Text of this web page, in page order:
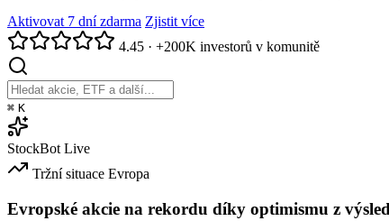
Aktivovat 7 dní zdarma Zjistit více
4.45 · +200K investorů v komunitě
⌘ K
StockBot Live
Tržní situace Evropa
Evropské akcie na rekordu díky optimismu z